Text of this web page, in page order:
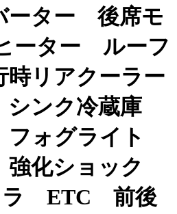
ーター 後席モ
ーター ルーフ
リアクーラー
ンク冷蔵庫
ォグライト
化ショック
ラ ETC 前後